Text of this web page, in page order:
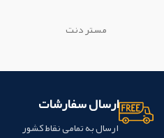
محصول ساخت شرکت ایده ال ماکو کشور
ایران می باشد.
مستر دنت
ارسال سفارشات
ارسال به تمامی نقاط کشور